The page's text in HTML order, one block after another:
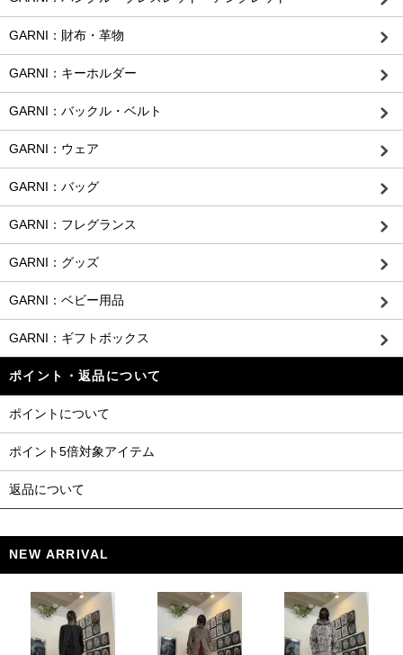
GARNI：財布・革物
GARNI：キーホルダー
GARNI：バックル・ベルト
GARNI：ウェア
GARNI：バッグ
GARNI：フレグランス
GARNI：グッズ
GARNI：ベビー用品
GARNI：ギフトボックス
ポイント・返品について
ポイントについて
ポイント5倍対象アイテム
返品について
NEW ARRIVAL